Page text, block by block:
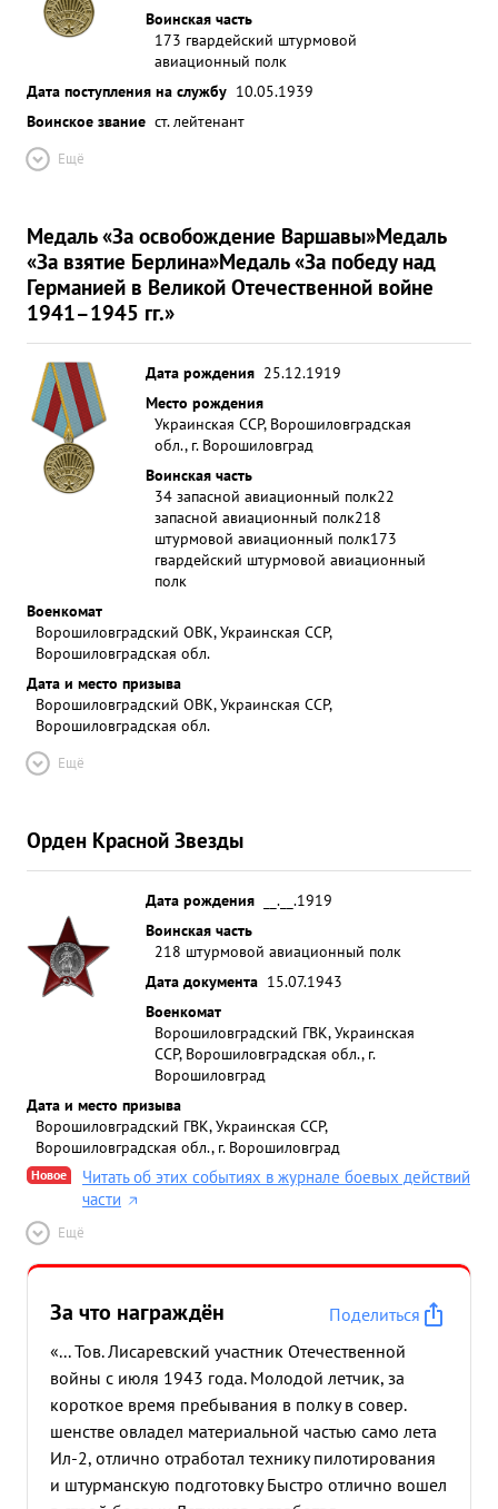
Воинская часть
173 гвардейский штурмовой
авиационный полк
Дата поступления на службу 10.05.1939
Воинское звание ст. лейтенант
Ещё
Медаль «За освобождение Варшавы»Медаль
«За взятие Берлина»Медаль «За победу над
Германией в Великой Отечественной войне
1941–1945 гг.»
Дата рождения 25.12.1919
Место рождения
Украинская ССР, Ворошиловградская
обл., г. Ворошиловград
Воинская часть
34 запасной авиационный полк22
запасной авиационный полк218
штурмовой авиационный полк173
гвардейский штурмовой авиационный
полк
Военкомат
Ворошиловградский ОВК, Украинская ССР,
Ворошиловградская обл.
Дата и место призыва
Ворошиловградский ОВК, Украинская ССР,
Ворошиловградская обл.
Ещё
Орден Красной Звезды
Дата рождения
__.__.1919
Воинская часть
218 штурмовой авиационный полк
Дата документа 15.07.1943
Военкомат
Ворошиловградский ГВК, Украинская
ССР, Ворошиловградская обл., г.
Ворошиловград
Дата и место призыва
Ворошиловградский ГВК, Украинская ССР,
Ворошиловградская обл., г. Ворошиловград
Новое
Читать об этих событиях в журнале боевых действий
части
Ещё
За что награждён
Поделиться
«... Тов. Лисаревский участник Отечественной
войны с июля 1943 года. Молодой летчик, за
короткое время пребывания в полку в совер.
шенстве овладел материальной частью само лета
Ил-2, отлично отработал технику пилотирования
и штурманскую подготовку Быстро отлично вошел